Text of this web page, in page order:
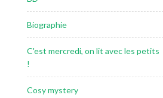
Biographie
C'est mercredi, on lit avec les petits
!
Cosy mystery